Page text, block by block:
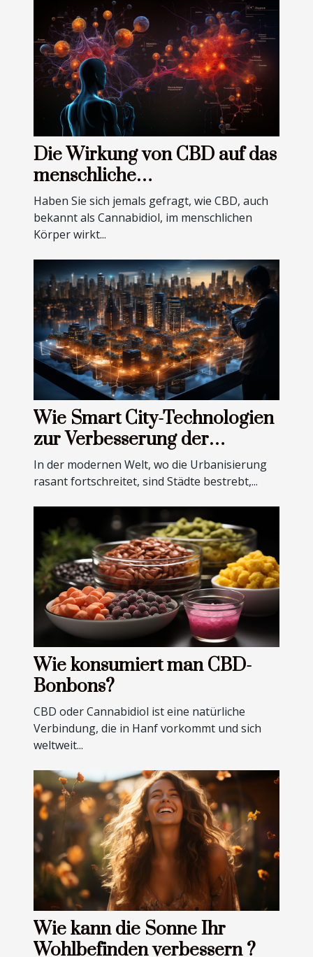
Die Wirkung von CBD auf das
menschliche
Endocannabinoid-System
erklärt
Haben Sie sich jemals gefragt, wie CBD, auch
bekannt als Cannabidiol, im menschlichen
Körper wirkt...
Wie Smart City-Technologien
zur Verbesserung der
öffentlichen Gesundheit
beitragen können
In der modernen Welt, wo die Urbanisierung
rasant fortschreitet, sind Städte bestrebt,...
Wie konsumiert man CBD-
Bonbons?
CBD oder Cannabidiol ist eine natürliche
Verbindung, die in Hanf vorkommt und sich
weltweit...
Wie kann die Sonne Ihr
Wohlbefinden verbessern ?